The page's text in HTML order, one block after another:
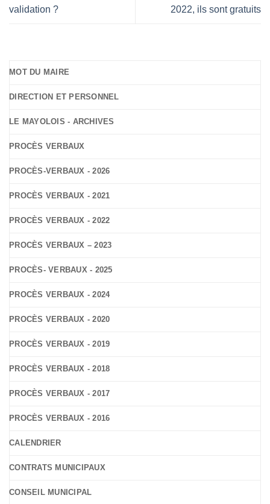
validation ?
2022, ils sont gratuits
MOT DU MAIRE
DIRECTION ET PERSONNEL
LE MAYOLOIS - ARCHIVES
PROCÈS VERBAUX
PROCÈS-VERBAUX - 2026
PROCÈS VERBAUX - 2021
PROCÈS VERBAUX - 2022
PROCÈS VERBAUX – 2023
PROCÈS- VERBAUX - 2025
PROCÈS VERBAUX - 2024
PROCÈS VERBAUX - 2020
PROCÈS VERBAUX - 2019
PROCÈS VERBAUX - 2018
PROCÈS VERBAUX - 2017
PROCÈS VERBAUX - 2016
CALENDRIER
CONTRATS MUNICIPAUX
CONSEIL MUNICIPAL